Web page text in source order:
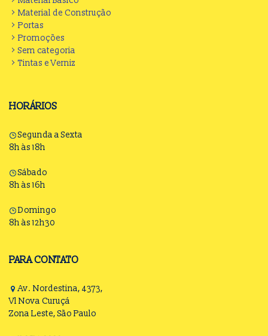
Material de Construção
Portas
Promoções
Sem categoria
Tintas e Verniz
HORÁRIOS
Segunda a Sexta
8h às 18h
Sábado
8h às 16h
Domingo
8h às 12h30
PARA CONTATO
Av. Nordestina, 4373,
Vl Nova Curuçá
Zona Leste, São Paulo